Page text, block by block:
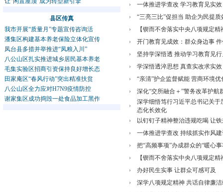
县区传真
我市开展“质量月”专题宣传咨询活
潘集区构建基本养老保险立体化宣传
凤台县多措并举推进“凤粮入川”
八公山区扎实推进城乡居民基本养老
毛集实验区招商引资保持良好增长态
田家庵区“春风行动”突出精准扶贫
八公山区全力应对H7N9疫情防控
谢家集区成功捣毁一处食品加工黑作
一体推进学查改 学习教育见实效
“三亮三比”促担当 助企为民提质
【锲而不舍落实中央八项规定
开门教育见成效：群众身边事
坚持学深悟透 推动学习教育见
学深悟透淬思想 真查实改求实效
“亲清”护企监督赋能 营商环境优
深化“交所融合＋”警务改革护航
深学细悟笃行习近平总书记关
态化长效化
以钉钉子精神整治违规吃喝 让
一体推进学查改 持续抓实作风
把“高频事项”办成群众的“暖心事
【锲而不舍落实中央八项规定
办好民生实事 让群众可感可及
深学八项规定精神 共话自律廉